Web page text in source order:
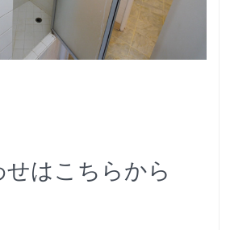
はこちらから